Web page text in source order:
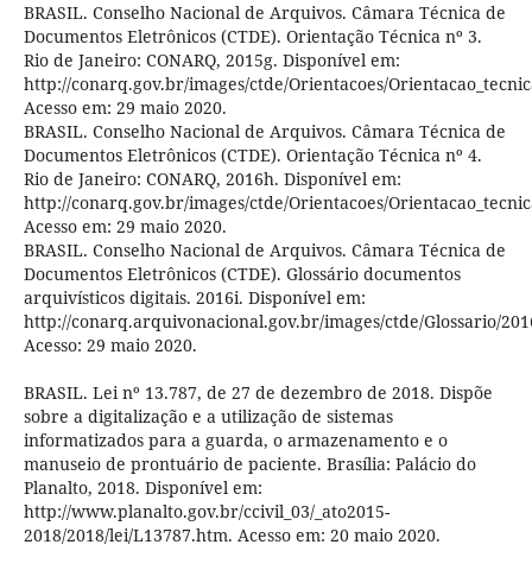
BRASIL. Conselho Nacional de Arquivos. Câmara Técnica de
Documentos Eletrônicos (CTDE). Orientação Técnica nº 3.
Rio de Janeiro: CONARQ, 2015g. Disponível em:
http://conarq.gov.br/images/ctde/Orientacoes/
Acesso em: 29 maio 2020.
BRASIL. Conselho Nacional de Arquivos. Câmara Técnica de
Documentos Eletrônicos (CTDE). Orientação Técnica nº 4.
Rio de Janeiro: CONARQ, 2016h. Disponível em:
http://conarq.gov.br/images/ctde/Orientacoes/
Acesso em: 29 maio 2020.
BRASIL. Conselho Nacional de Arquivos. Câmara Técnica de
Documentos Eletrônicos (CTDE). Glossário documentos
arquivísticos digitais. 2016i. Disponível em:
http://conarq.arquivonacional.gov.br/images/ctde/Glossario/
Acesso: 29 maio 2020.
BRASIL. Lei nº 13.787, de 27 de dezembro de 2018. Dispõe
sobre a digitalização e a utilização de sistemas
informatizados para a guarda, o armazenamento e o
manuseio de prontuário de paciente. Brasília: Palácio do
Planalto, 2018. Disponível em:
http://www.planalto.gov.br/ccivil_03/_ato2015-
2018/2018/lei/L13787.htm. Acesso em: 20 maio 2020.